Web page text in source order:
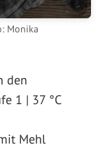
Monika
den
1 | 37 °C
Mehl